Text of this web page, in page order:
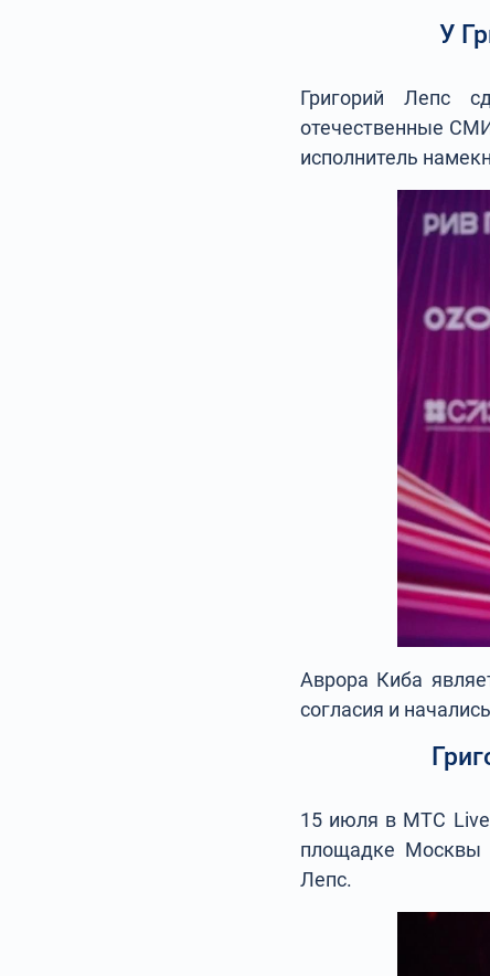
У
Григорий Лепс
отечественные
исполнитель
Аврора Киба
согласия и
15 июля в МТС Live
площадке Москвы
Лепс.